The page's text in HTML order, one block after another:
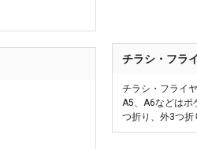
チラシ・フラ
チラシ・フライ
A5、A6などはポ
つ折り、外3つ折